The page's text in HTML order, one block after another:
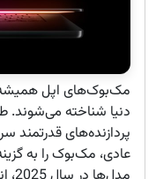
مک‌بوک‌های اپل همیشه
عادی، مک‌بوک را به